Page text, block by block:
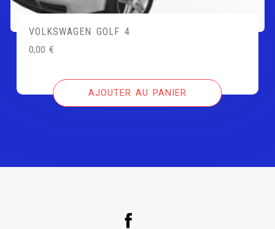
VOLKSWAGEN GOLF 4
0,00€
AJOUTER AU PANIER